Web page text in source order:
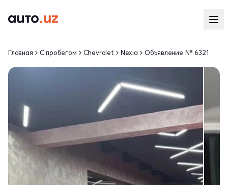
Главная С пробегом Chevrolet Nexia Объявление № 6321